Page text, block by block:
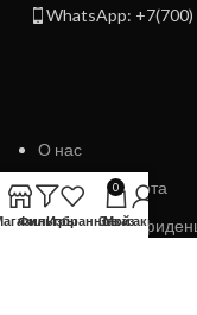
WhatsApp: +7(700)
О нас
Договор Оферта
Политика
ФильтрыИзбранное
0
Заказ
Мой аккаунт